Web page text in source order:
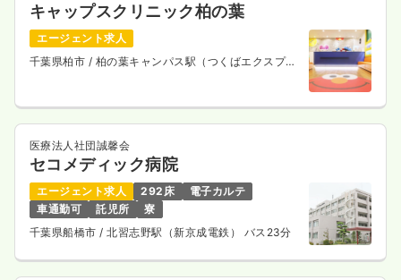
キャップスクリニック柏の葉
エージェント求人
千葉県柏市 / 柏の葉キャンパス駅（つくばエクスプレ
医療法人社団誠馨会
セコメディック病院
エージェント求人 292床
電子カルテ
車通勤可
託児所
寮
千葉県船橋市/ 北習志野駅（新京成電鉄） バス23分